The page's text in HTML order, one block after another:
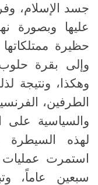
جسد الإسلام،
عليها وبصورة
حظيرة
وإلى بقرة حلوب
وهكذا، ونتيجة
الطرفين،
والسياسية على
لهذه السيطرة
استمرت
سبعين عاماً،